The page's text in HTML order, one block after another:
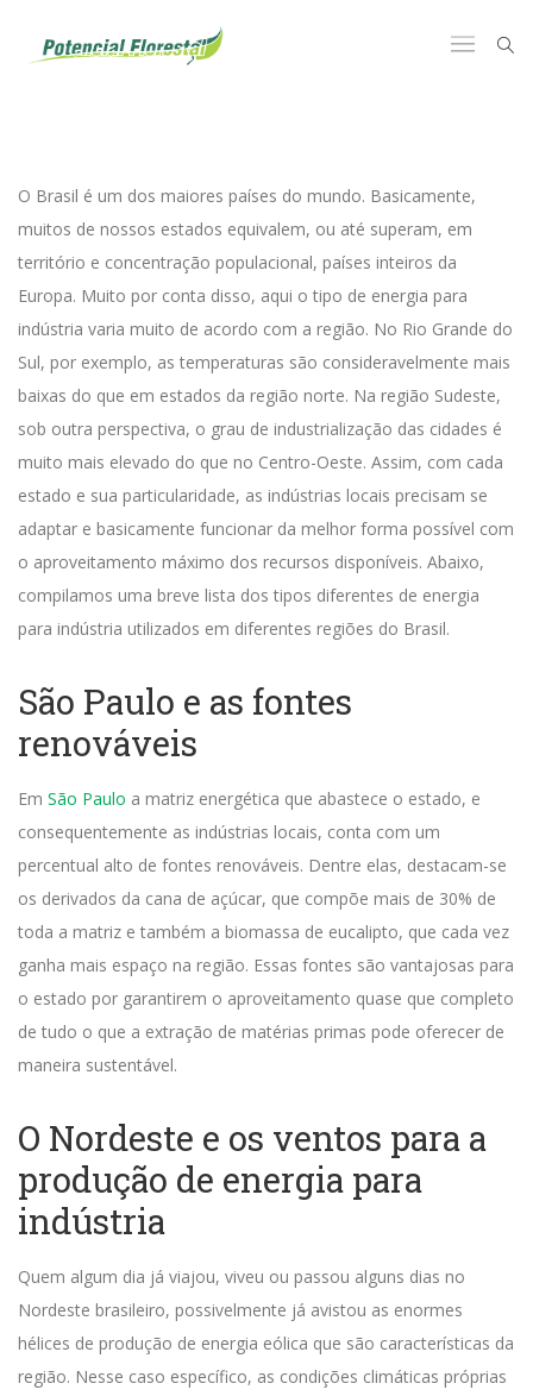
O Brasil é um dos maiores países do mundo. Basicamente,
muitos de nossos estados equivalem, ou até superam, em
território e concentração populacional, países inteiros da
Europa. Muito por conta disso, aqui o tipo de energia para
indústria varia muito de acordo com a região. No Rio Grande do
Sul, por exemplo, as temperaturas são consideravelmente mais
baixas do que em estados da região norte. Na região Sudeste,
sob outra perspectiva, o grau de industrialização das cidades é
muito mais elevado do que no Centro-Oeste. Assim, com cada
estado e sua particularidade, as indústrias locais precisam se
adaptar e basicamente funcionar da melhor forma possível com
o aproveitamento máximo dos recursos disponíveis. Abaixo,
compilamos uma breve lista dos tipos diferentes de energia
para indústria utilizados em diferentes regiões do Brasil.
São Paulo e as fontes
renováveis
Em São Paulo a matriz energética que abastece o estado, e
consequentemente as indústrias locais, conta com um
percentual alto de fontes renováveis. Dentre elas, destacam-se
os derivados da cana de açúcar, que compõe mais de 30% de
toda a matriz e também a biomassa de eucalipto, que cada vez
ganha mais espaço na região. Essas fontes são vantajosas para
o estado por garantirem o aproveitamento quase que completo
de tudo o que a extração de matérias primas pode oferecer de
maneira sustentável.
O Nordeste e os ventos para a
produção de energia para
indústria
Quem algum dia já viajou, viveu ou passou alguns dias no
Nordeste brasileiro, possivelmente já avistou as enormes
hélices de produção de energia eólica que são características da
região. Nesse caso específico, as condições climáticas próprias